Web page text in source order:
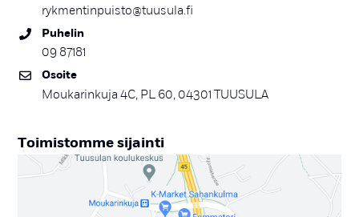
rykmentinpuisto@tuusula.fi
Pu­he­lin
09 87181
Osoi­te
Moukarinkuja 4C, PL 60, 04301 TUUSULA
Toi­mis­tom­me si­jain­ti